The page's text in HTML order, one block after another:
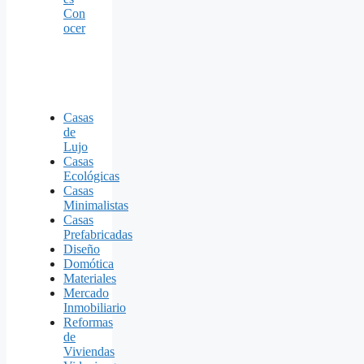
Con
ocer
Casas
de
Lujo
Casas
Ecológicas
Casas
Minimalistas
Casas
Prefabricadas
Diseño
Domótica
Materiales
Mercado
Inmobiliario
Reformas
de
Viviendas